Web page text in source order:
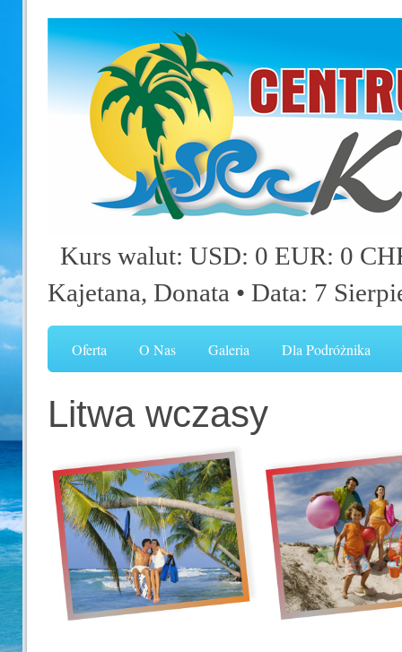
Kurs walut: USD: 0 EUR: 0
Kajetana, Donata • Data: 7
Oferta O Nas Galeria Dla Podróżnika
Litwa wczasy